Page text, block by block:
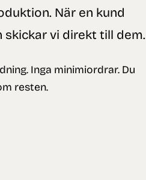
När en kund
vi direkt till dem.
Inga minimiordrar. Du
resten.